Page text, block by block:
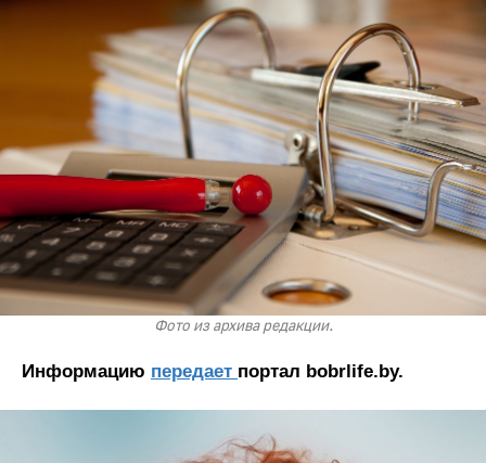
Фото из архива редакции.
Информацию передает портал bobrlife.by.